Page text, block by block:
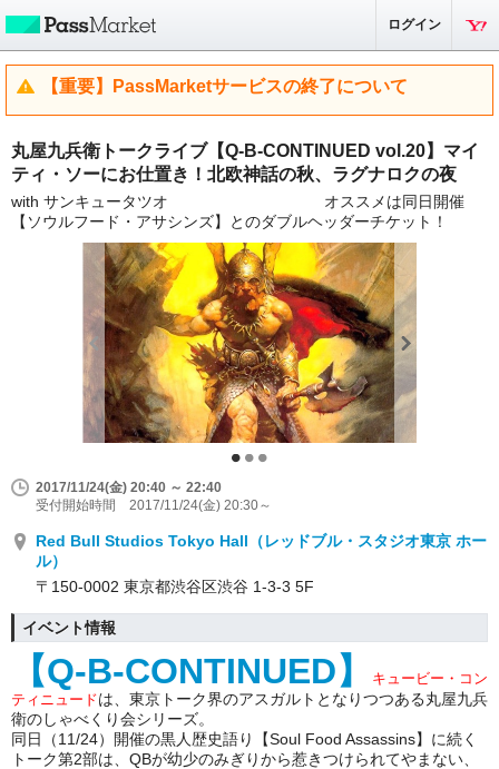
ログイン
【重要】PassMarketサービスの終了について
丸屋九兵衛トークライブ【Q-B-CONTINUED vol.20】マイ
ティ・ソーにお仕置き！北欧神話の秋、ラグナロクの夜
with サンキュータツオ オススメは同日開催
【ソウルフード・アサシンズ】とのダブルヘッダーチケット！
2017/11/24(金) 20:40 ～ 22:40
受付開始時間 2017/11/24(金) 20:30～
Red Bull Studios Tokyo Hall（レッドブル・スタジオ東京 ホー
ル）
〒150-0002 東京都渋谷区渋谷 1-3-3 5F
イベント情報
【Q-B-CONTINUED】
キュービー・コン
ティニュードは、東京トーク界のアスガルトとなりつつある丸屋九兵
衛のしゃべくり会シリーズ。
同日（11/24）開催の黒人歴史語り【Soul Food Assassins】に続く
トーク第2部は、QBが幼少のみぎりから惹きつけられてやまない、